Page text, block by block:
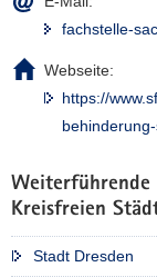
fachstelle-
Webseite:
https://
Weiterführende
Kreisfreien
Stadt Dresden